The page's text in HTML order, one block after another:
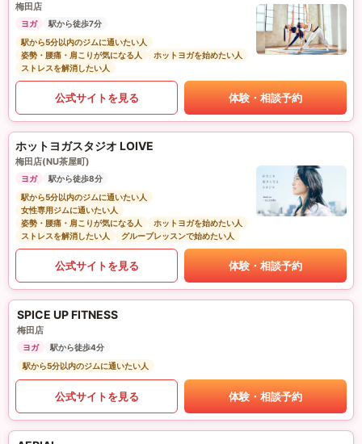
梅田店
ヨガ
駅から徒歩7分
駅から5分以内のジムに通いたい人
姿勢・腰痛・肩こりが気になる人
ホットヨガを始めたい人
ストレスを解消したい人
公式サイトを見る 体験・相談予約
ホットヨガスタジオ LOIVE
梅田店(NU茶屋町)
ヨガ
駅から徒歩8分
駅から5分以内のジムに通いたい人
女性専用ジムに通いたい人
姿勢・腰痛・肩こりが気になる人
ホットヨガを始めたい人
ストレスを解消したい人
グループレッスンで始めたい人
公式サイトを見る 体験・相談予約
SPICE UP FITNESS
梅田店
ヨガ
駅から徒歩4分
駅から5分以内のジムに通いたい人
公式サイトを見る 体験・相談予約